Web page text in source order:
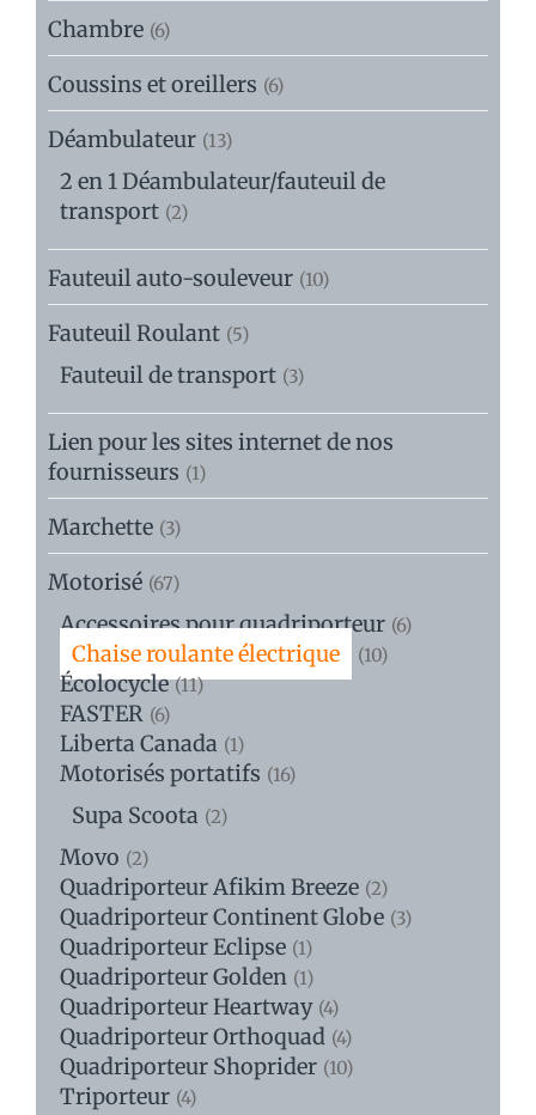
Chambre (6)
Coussins et oreillers (6)
Déambulateur (13)
2 en 1 Déambulateur/fauteuil de
transport (2)
Fauteuil auto-souleveur (10)
Fauteuil Roulant (5)
Fauteuil de transport (3)
Lien pour les sites internet de nos
fournisseurs (1)
Marchette (3)
Motorisé (67)
Accessoires pour quadriporteur (6)
Chaise roulante électrique (10)
Écolocycle (11)
FASTER (6)
Liberta Canada (1)
Motorisés portatifs (16)
Supa Scoota (2)
Movo (2)
Quadriporteur Afikim Breeze (2)
Quadriporteur Continent Globe (3)
Quadriporteur Eclipse (1)
Quadriporteur Golden (1)
Quadriporteur Heartway (4)
Quadriporteur Orthoquad (4)
Quadriporteur Shoprider (10)
Triporteur (4)